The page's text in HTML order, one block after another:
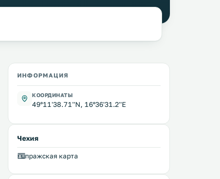
ИНФОРМАЦИЯ
КООРДИНАТЫ
49°11'38.71''N, 16°36'31.2''E
Чехия
пражская карта